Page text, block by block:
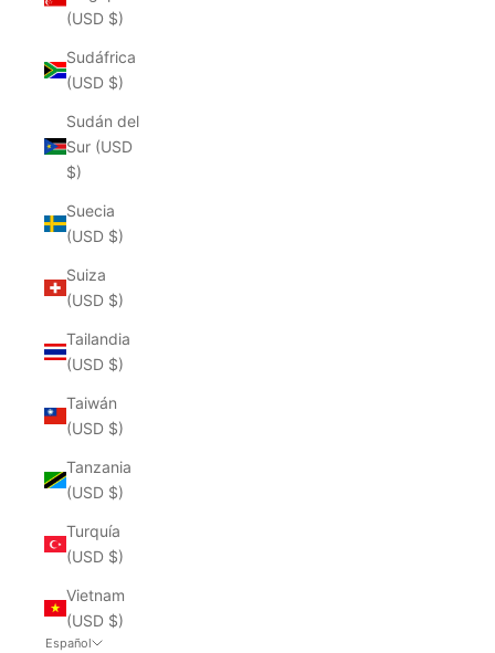
(USD $)
Sudáfrica
(USD $)
Sudán del
Sur (USD
$)
Suecia
(USD $)
Suiza
(USD $)
Tailandia
(USD $)
Taiwán
(USD $)
Tanzania
(USD $)
Turquía
(USD $)
Vietnam
(USD $)
Español